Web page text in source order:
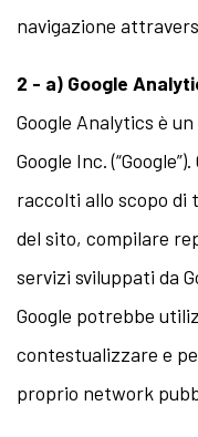
navigazione
2 - a) Google
Google Analytics è
Google Inc.
raccolti allo scopo di
del sito, compilare
servizi sviluppati da
Google potrebbe
contestualizzare e
proprio network